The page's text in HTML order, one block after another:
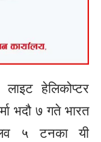
हेलिकोप्टर
भदौ ७ गते भारत
५ टनका यी